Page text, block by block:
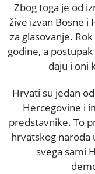
Zbog toga je od
žive izvan Bosne
za glasovanje.
godine, a
daju i oni
Hrvati su jedan
Hercegovine i
predstavnike. To
hrvatskog naroda
svega sami